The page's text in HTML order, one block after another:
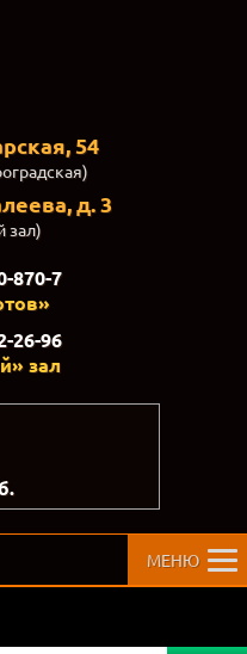
54
д. 3
зал)
870-7
26-96
зал
МЕНЮ